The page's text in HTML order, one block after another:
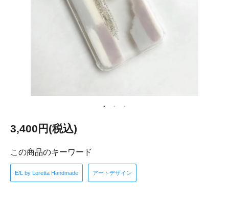
3,400円(税込)
この商品のキーワード
E/L by Loretta Handmade アートデザイン